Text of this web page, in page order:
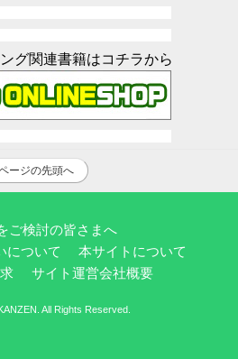
グ関連書籍はコチラから
ージの先頭へ
ご検討の皆さまへ
について
本サイトについて
サイト運営会社概要
All Rights Reserved.